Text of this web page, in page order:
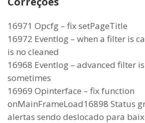
16971 Opcfg – fix setPageTitle
16972 Eventlog – when a filter is
is no cleaned
16968 Eventlog – advanced filter
sometimes
16969 Opinterface – fix function
onMainFrameLoad16898 Status
alertas sendo deslocado para